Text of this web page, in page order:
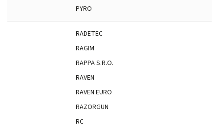
PYRO
RADETEC
RAGIM
RAPPA S.R.O.
RAVEN
RAVEN EURO
RAZORGUN
RC